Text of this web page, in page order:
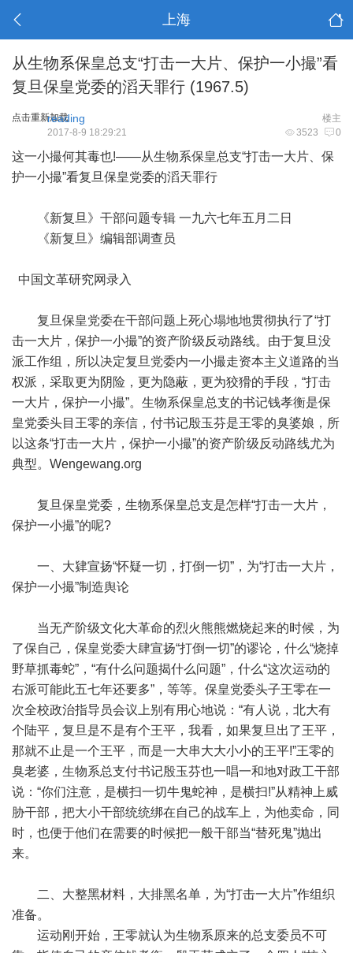
上海
从生物系保皇总支“打击一大片、保护一小撮”看
复旦保皇党委的滔天罪行 (1967.5)
点击重新加载 楼主
reading
3523 0
2017-8-9 18:29:21
这一小撮何其毒也!——从生物系保皇总支“打击一大片、保
护一小撮”看复旦保皇党委的滔天罪行
《新复旦》干部问题专辑 一九六七年五月二日
《新复旦》编辑部调查员
中国文革研究网录入
复旦保皇党委在干部问题上死心塌地地贯彻执行了“打
击一大片，保护一小撮”的资产阶级反动路线。由于复旦没
派工作组，所以决定复旦党委内一小撮走资本主义道路的当
权派，采取更为阴险，更为隐蔽，更为狡猾的手段，“打击
一大片，保护一小撮”。生物系保皇总支的书记钱孝衡是保
皇党委头目王零的亲信，付书记殷玉芬是王零的臭婆娘，所
以这条“打击一大片，保护一小撮”的资产阶级反动路线尤为
典型。Wengewang.org
复旦保皇党委，生物系保皇总支是怎样“打击一大片，
保护一小撮”的呢?
一、大肄宣扬“怀疑一切，打倒一切”，为“打击一大片，
保护一小撮”制造舆论
当无产阶级文化大革命的烈火熊熊燃烧起来的时候，为
了保自己，保皇党委大肆宣扬“打倒一切”的谬论，什么“烧掉
野草抓毒蛇”，“有什么问题揭什么问题”，什么“这次运动的
右派可能此五七年还要多”，等等。保皇党委头子王零在一
次全校政治指导员会议上别有用心地说：“有人说，北大有
个陆平，复旦是不是有个王平，我看，如果复旦出了王平，
那就不止是一个王平，而是一大串大大小小的王平!”王零的
臭老婆，生物系总支付书记殷玉芬也一唱一和地对政工干部
说：“你们注意，是横扫一切牛鬼蛇神，是横扫!”从精神上威
胁干部，把大小干部统统绑在自己的战车上，为他卖命，同
时，也便于他们在需要的时候把一般干部当“替死鬼”抛出
来。
二、大整黑材料，大排黑名单，为“打击一大片”作组织
准备。
运动刚开始，王零就认为生物系原来的总支委员不可